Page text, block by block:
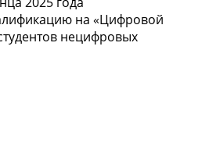
на «Цифровой
нецифровых